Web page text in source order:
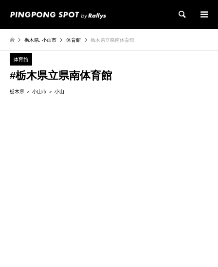
検索
栃木県,小山市 体育館 栃木県立県南体育館
体育館
#栃木県立県南体育館
栃木県 小山市 小山